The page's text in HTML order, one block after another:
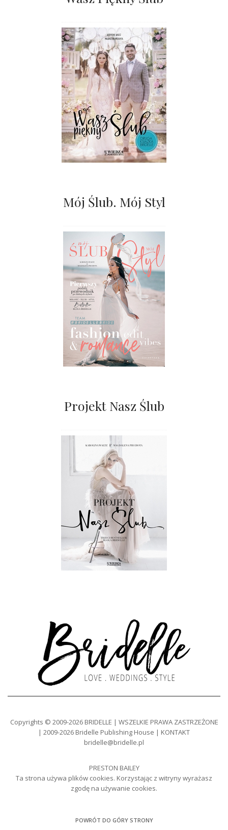
Mój Ślub. Mój Styl
Projekt Nasz Ślub
Copyrights © 2009-2026 BRIDELLE | WSZELKIE PRAWA ZASTRZEŻONE
| 2009-2026 Bridelle Publishing House | KONTAKT
bridelle@bridelle.pl
PRESTON BAILEY
Ta strona używa plików cookies. Korzystając z witryny wyrażasz
zgodę na używanie cookies.
POWRÓT DO GÓRY STRONY